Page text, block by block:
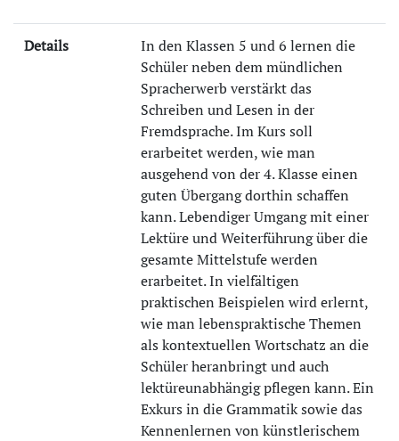
Details
In den Klassen 5 und 6 lernen die
Schüler neben dem mündlichen
Spracherwerb verstärkt das
Schreiben und Lesen in der
Fremdsprache. Im Kurs soll
erarbeitet werden, wie man
ausgehend von der 4. Klasse einen
guten Übergang dorthin schaffen
kann. Lebendiger Umgang mit einer
Lektüre und Weiterführung über die
gesamte Mittelstufe werden
erarbeitet. In vielfältigen
praktischen Beispielen wird erlernt,
wie man lebenspraktische Themen
als kontextuellen Wortschatz an die
Schüler heranbringt und auch
lektüreunabhängig pflegen kann. Ein
Exkurs in die Grammatik sowie das
Kennenlernen von künstlerischem